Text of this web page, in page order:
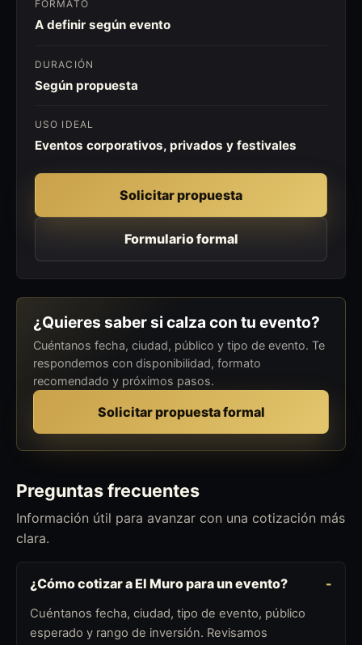
FORMATO
A definir según evento
DURACIÓN
Según propuesta
USO IDEAL
Eventos corporativos, privados y festivales
Solicitar propuesta
Formulario formal
¿Quieres saber si calza con tu evento?
Cuéntanos fecha, ciudad, público y tipo de evento. Te
respondemos con disponibilidad, formato
recomendado y próximos pasos.
Solicitar propuesta formal
Preguntas frecuentes
Información útil para avanzar con una cotización más
clara.
¿Cómo cotizar a El Muro para un evento?
Cuéntanos fecha, ciudad, tipo de evento, público
esperado y rango de inversión. Revisamos